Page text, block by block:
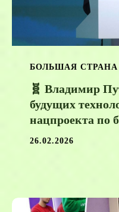
БОЛЬШАЯ СТРАНА
🧬 Владимир
будущих
нацпроекта по
26.02.2026